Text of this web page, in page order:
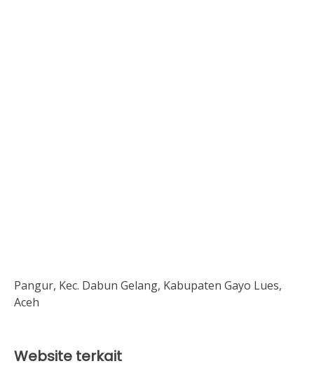
Pangur, Kec. Dabun Gelang, Kabupaten Gayo Lues,
Aceh
Website terkait